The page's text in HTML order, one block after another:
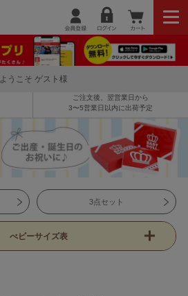
ようこそ ゲスト様
ご注文後、翌営業日から
3〜5営業日以内に出荷予定
3点セット
べビーサイズ表